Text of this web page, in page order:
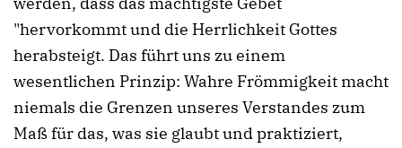
"hervorkommt und die Herrlichkeit Gottes
herabsteigt. Das führt uns zu einem
wesentlichen Prinzip: Wahre Frömmigkeit macht
niemals die Grenzen unseres Verstandes zum
Maß für das, was sie glaubt und praktiziert,